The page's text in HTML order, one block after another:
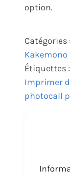
option.
Catégories :
Kakemono
Étiquettes :
Imprimer
photocall